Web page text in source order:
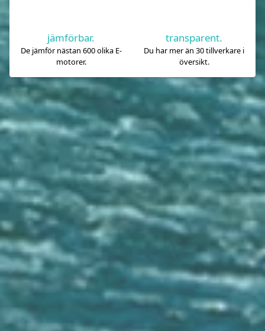
jämförbar.
De jämför nästan 600 olika E-
motorer.
transparent.
Du har mer än 30 tillverkare i
översikt.